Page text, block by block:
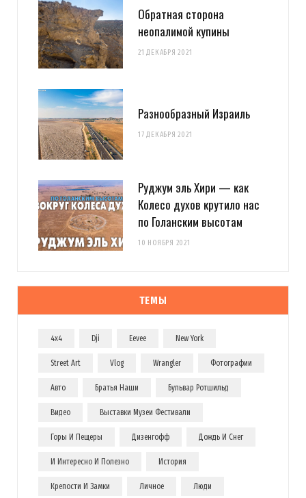
Обратная сторона
неопалимой купины
21 ДЕКАБРЯ 2021
Разнообразный Израиль
17 ДЕКАБРЯ 2021
Руджум эль Хири — как
Колесо духов крутило нас
по Голанским высотам
10 НОЯБРЯ 2021
ТЕМЫ
4x4 Dji Eevee New York
Street Art Vlog Wrangler Фотографии
Авто Братья Наши Бульвар Ротшильд
Видео Выставки Музеи Фестивали
Горы И Пещеры Дизенгофф Дождь И Снег
И Интересно И Полезно История
Крепости И Замки Личное Люди